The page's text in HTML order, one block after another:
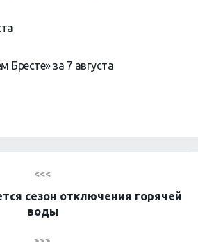
Бресте» за 7 августа
<<<
сезон отключения горячей
воды